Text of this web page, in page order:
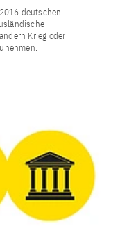
deutschen
Krieg oder